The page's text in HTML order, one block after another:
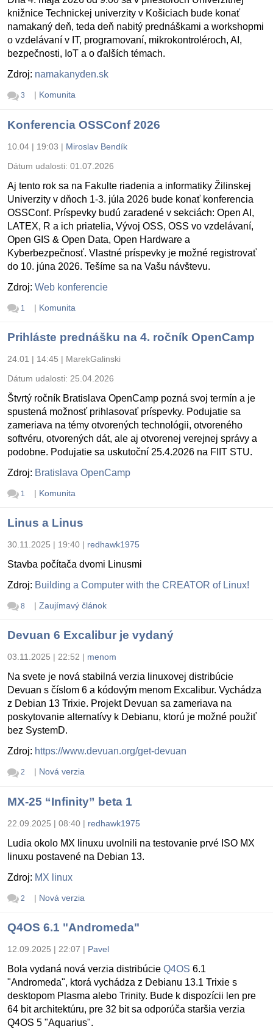
knižnice Technickej univerzity v Košiciach bude konať
namakaný deň, teda deň nabitý prednáškami a workshopmi
o vzdelávaní v IT, programovaní, mikrokontroléroch, AI,
bezpečnosti, IoT a o ďalších témach.
Zdroj: namakanyden.sk
3 | Komunita
Konferencia OSSConf 2026
10.04 | 19:03 | Miroslav Bendík
Dátum udalosti: 01.07.2026
Aj tento rok sa na Fakulte riadenia a informatiky Žilinskej
Univerzity v dňoch 1-3. júla 2026 bude konať konferencia
OSSConf. Príspevky budú zaradené v sekciách: Open AI,
LATEX, R a ich priatelia, Vývoj OSS, OSS vo vzdelávaní,
Open GIS & Open Data, Open Hardware a
Kyberbezpečnosť. Vlastné príspevky je možné registrovať
do 10. júna 2026. Tešíme sa na Vašu návštevu.
Zdroj: Web konferencie
1 | Komunita
Prihláste prednášku na 4. ročník OpenCamp
24.01 | 14:45 | MarekGalinski
Dátum udalosti: 25.04.2026
Štvrtý ročník Bratislava OpenCamp pozná svoj termín a je
spustená možnosť prihlasovať príspevky. Podujatie sa
zameriava na témy otvorených technológii, otvoreného
softvéru, otvorených dát, ale aj otvorenej verejnej správy a
podobne. Podujatie sa uskutoční 25.4.2026 na FIIT STU.
Zdroj: Bratislava OpenCamp
1 | Komunita
Linus a Linus
30.11.2025 | 19:40 | redhawk1975
Stavba počítača dvomi Linusmi
Zdroj: Building a Computer with the CREATOR of Linux!
8 | Zaujímavý článok
Devuan 6 Excalibur je vydaný
03.11.2025 | 22:52 | menom
Na svete je nová stabilná verzia linuxovej distribúcie
Devuan s číslom 6 a kódovým menom Excalibur. Vychádza
z Debian 13 Trixie. Projekt Devuan sa zameriava na
poskytovanie alternatívy k Debianu, ktorú je možné použiť
bez SystemD.
Zdroj: https://www.devuan.org/get-devuan
2 | Nová verzia
MX-25 “Infinity” beta 1
22.09.2025 | 08:40 | redhawk1975
Ludia okolo MX linuxu uvolnili na testovanie prvé ISO MX
linuxu postavené na Debian 13.
Zdroj: MX linux
2 | Nová verzia
Q4OS 6.1 "Andromeda"
12.09.2025 | 22:07 | Pavel
Bola vydaná nová verzia distribúcie Q4OS 6.1
"Andromeda", ktorá vychádza z Debianu 13.1 Trixie s
desktopom Plasma alebo Trinity. Bude k dispozícii len pre
64 bit architektúru, pre 32 bit sa odporúča staršia verzia
Q4OS 5 "Aquarius".